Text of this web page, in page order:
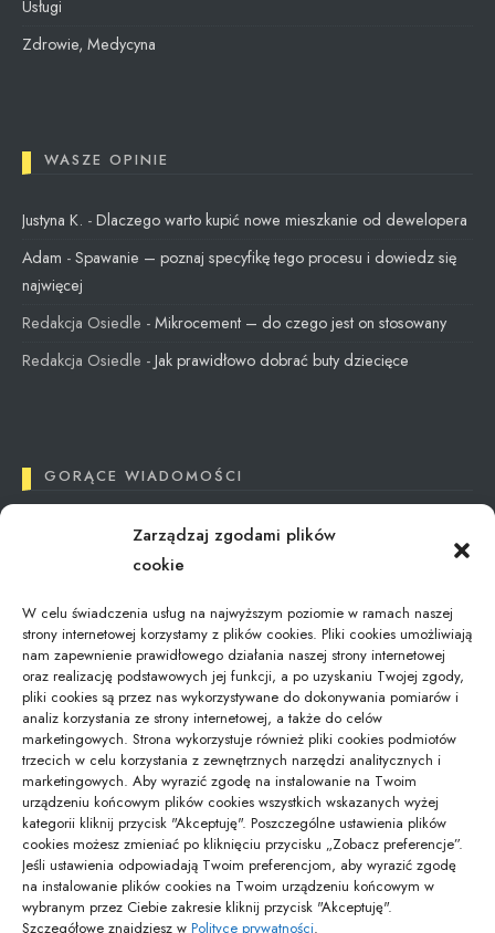
Zarządzaj zgodami plików
cookie
W celu świadczenia usług na najwyższym poziomie w ramach naszej
strony internetowej korzystamy z plików cookies. Pliki cookies umożliwiają
nam zapewnienie prawidłowego działania naszej strony internetowej
oraz realizację podstawowych jej funkcji, a po uzyskaniu Twojej zgody,
pliki cookies są przez nas wykorzystywane do dokonywania pomiarów i
analiz korzystania ze strony internetowej, a także do celów
marketingowych. Strona wykorzystuje również pliki cookies podmiotów
trzecich w celu korzystania z zewnętrznych narzędzi analitycznych i
marketingowych. Aby wyrazić zgodę na instalowanie na Twoim
urządzeniu końcowym plików cookies wszystkich wskazanych wyżej
kategorii kliknij przycisk "Akceptuję". Poszczególne ustawienia plików
cookies możesz zmieniać po kliknięciu przycisku „Zobacz preferencje”.
Jeśli ustawienia odpowiadają Twoim preferencjom, aby wyrazić zgodę
na instalowanie plików cookies na Twoim urządzeniu końcowym w
wybranym przez Ciebie zakresie kliknij przycisk "Akceptuję".
Szczegółowe znajdziesz w Polityce prywatności.
Usługi
Zdrowie, Medycyna
WASZE OPINIE
Justyna K. - Dlaczego warto kupić nowe mieszkanie od dewelopera
Adam - Spawanie – poznaj specyfikę tego procesu i dowiedz się
najwięcej
Redakcja Osiedle - Mikrocement – do czego jest on stosowany
Redakcja Osiedle - Jak prawidłowo dobrać buty dziecięce
GORĄCE WIADOMOŚCI
Tax Reimbursement in Poland: What You Need
to Know
12/09/2024
Jaki kod odpadu dla świetlówek – aktualna…
01/02/2026
Gdzie zostawić bagaż podczas zwiedzania
Modlina –…
16/10/2025
pozyjonowanie lokalne